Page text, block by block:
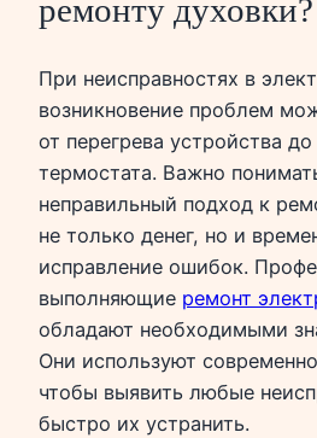
ремонту духовки?
При неисправностях в
возникновение проблем
от перегрева устройства
термостата. Важно
неправильный подход к
не только денег, но и
исправление ошибок.
выполняющие ремонт
обладают необходимыми
Они используют
чтобы выявить любые
быстро их устранить.